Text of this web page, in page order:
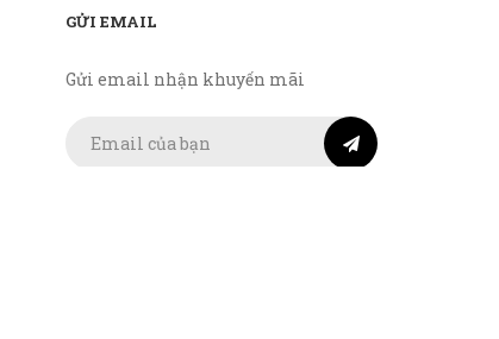
GỬI EMAIL
Gửi email nhận khuyến mãi